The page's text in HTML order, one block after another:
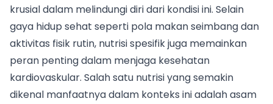
krusial dalam melindungi diri dari kondisi ini. Selain
gaya hidup sehat seperti pola makan seimbang dan
aktivitas fisik rutin, nutrisi spesifik juga memainkan
peran penting dalam menjaga kesehatan
kardiovaskular. Salah satu nutrisi yang semakin
dikenal manfaatnya dalam konteks ini adalah asam